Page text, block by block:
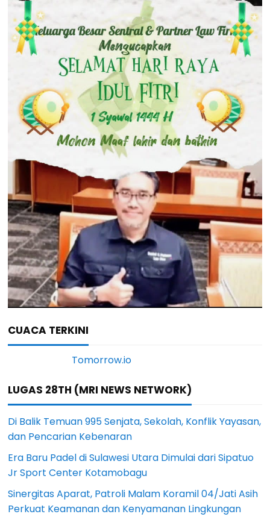
CUACA TERKINI
LUGAS 28TH (MRI NEWS NETWORK)
Di Balik Temuan 995 Senjata, Sekolah, Konflik Yayasan,
dan Pencarian Kebenaran
Era Baru Padel di Sulawesi Utara Dimulai dari Sipatuo
Jr Sport Center Kotamobagu
Sinergitas Aparat, Patroli Malam Koramil 04/Jati Asih
Perkuat Keamanan dan Kenyamanan Lingkungan